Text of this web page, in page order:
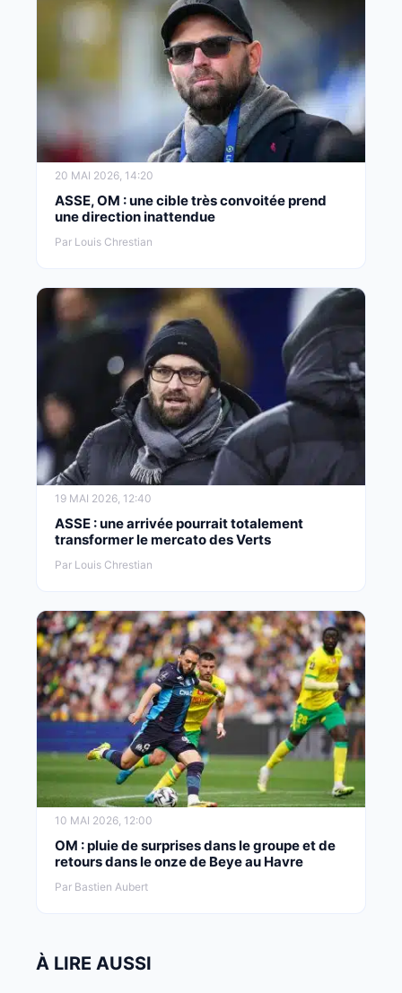
20 MAI 2026, 14:20
ASSE, OM : une cible très convoitée prend
une direction inattendue
Par Louis Chrestian
19 MAI 2026, 12:40
ASSE : une arrivée pourrait totalement
transformer le mercato des Verts
Par Louis Chrestian
10 MAI 2026, 12:00
OM : pluie de surprises dans le groupe et de
retours dans le onze de Beye au Havre
Par Bastien Aubert
À LIRE AUSSI